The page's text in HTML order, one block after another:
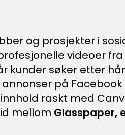
og prosjekter i
videoer
kunder søker etter
annonser på
raskt med
mellom Glasspaper,